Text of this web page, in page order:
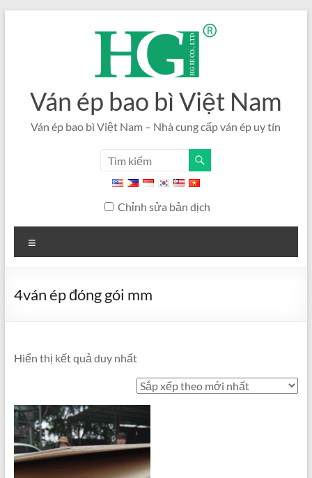
Ván ép bao bì Việt Nam
Ván ép bao bì Việt Nam – Nhà cung cấp ván ép uy tín
Chỉnh sửa bản dịch
đơn
4ván ép đóng gói mm
Hiển thị kết quả duy nhất